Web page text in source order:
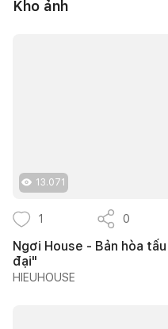
Kho ảnh
13.071
1 0
Ngơi House - Bản hòa
đại"
HIEUHOUSE